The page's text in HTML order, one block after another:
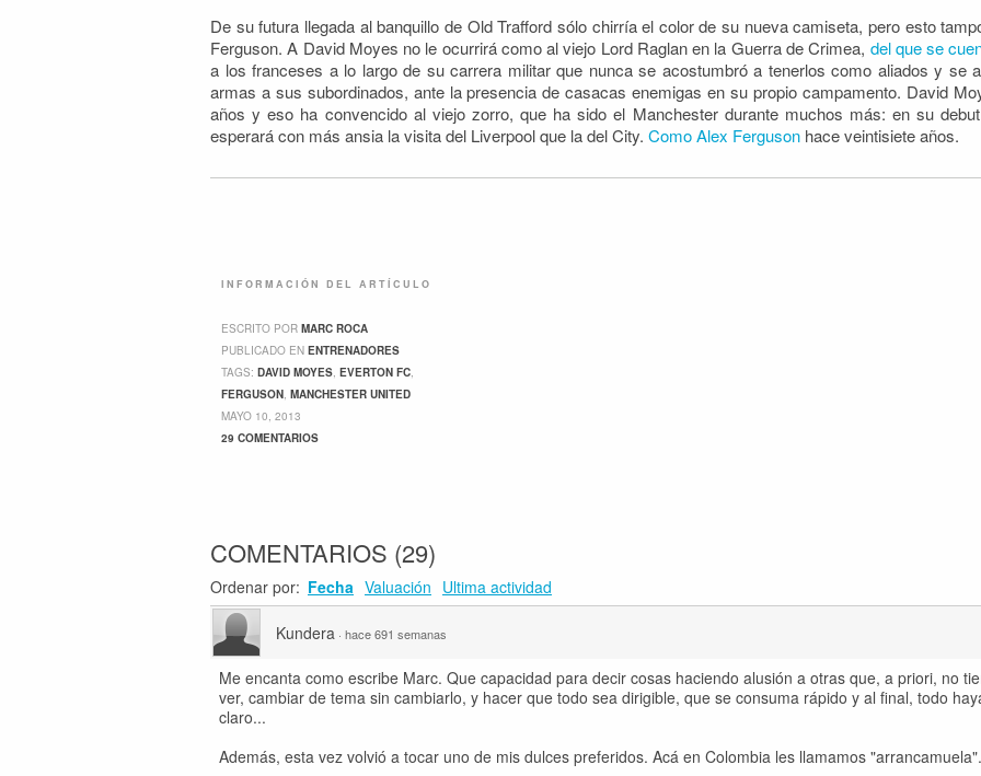
De su futura llegada al banquillo de Old Trafford sólo chirría el color de su nueva camiseta, pero esto
Ferguson. A David Moyes no le ocurrirá como al viejo Lord Raglan en la Guerra de Crimea, del que se
a los franceses a lo largo de su carrera militar que nunca se acostumbró a tenerlos como aliados y se
armas a sus subordinados, ante la presencia de casacas enemigas en su propio campamento. David
años y eso ha convencido al viejo zorro, que ha sido el Manchester durante muchos más: en su
esperará con más ansia la visita del Liverpool que la del City. Como Alex Ferguson hace veintisiete años.
INFORMACIÓN DEL ARTÍCULO
ESCRITO POR MARC ROCA
PUBLICADO EN ENTRENADORES
TAGS: DAVID MOYES, EVERTON FC,
FERGUSON, MANCHESTER UNITED
MAYO 10, 2013
29 COMENTARIOS
COMENTARIOS (29)
Ordenar por: Fecha Valuación Ultima actividad
Kundera · hace 691 semanas
Me encanta como escribe Marc. Que capacidad para decir cosas haciendo alusión a otras que, a priori, no
ver, cambiar de tema sin cambiarlo, y hacer que todo sea dirigible, que se consuma rápido y al final, todo
claro...
Además, esta vez volvió a tocar uno de mis dulces preferidos. Acá en Colombia les llamamos